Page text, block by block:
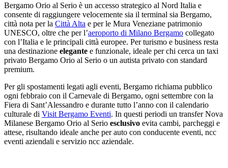
Bergamo Orio al Serio è un accesso strategico al Nord Italia e
consente di raggiungere velocemente sia il terminal sia Bergamo,
città nota per la Città Alta e per le Mura Veneziane patrimonio
UNESCO, oltre che per l’aeroporto di Milano Bergamo collegato
con l’Italia e le principali città europee. Per turismo e business resta
una destinazione elegante e funzionale, ideale per chi cerca un taxi
privato Bergamo Orio al Serio o un autista privato con standard
premium.
Per gli spostamenti legati agli eventi, Bergamo richiama pubblico
ogni febbraio con il Carnevale di Bergamo, ogni settembre con la
Fiera di Sant’Alessandro e durante tutto l’anno con il calendario
culturale di Visit Bergamo Eventi. In questi periodi un transfer Nova
Milanese Bergamo Orio al Serio esclusivo evita cambi, parcheggi e
attese, risultando ideale anche per auto con conducente eventi, ncc
eventi aziendali e servizio ncc aziendale.